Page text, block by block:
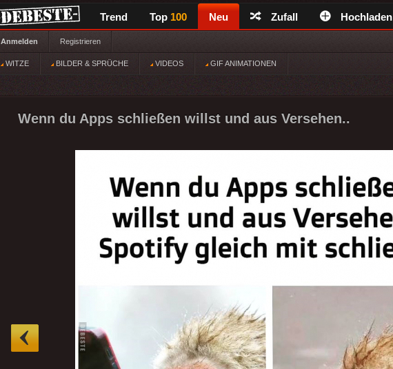
Trend Top 100 Neu Zufall Hochladen
Anmelden Registrieren
WITZE BILDER & SPRÜCHE VIDEOS GIF ANIMATIONEN
Wenn du Apps schließen willst und aus Versehen..